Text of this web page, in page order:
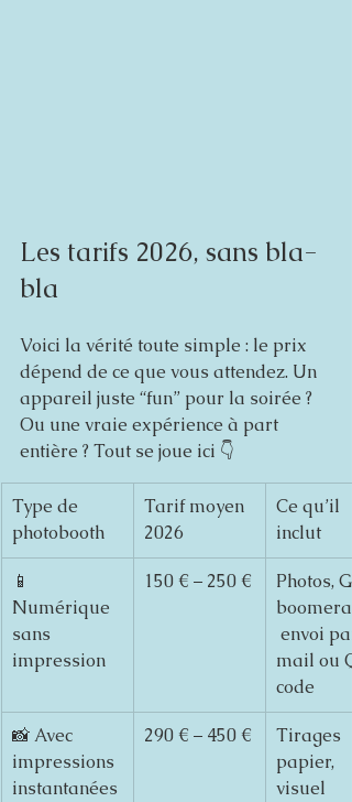
Les tarifs 2026, sans bla-
bla
Voici la vérité toute simple : le prix
dépend de ce que vous attendez. Un
appareil juste “fun” pour la soirée ?
Ou une vraie expérience à part
entière ? Tout se joue ici 👇
Type de
photobooth
Tarif moyen
2026
Ce qu’il
inclut
📱
Numérique
sans
impression
150 € – 250 €
Photos,
envoi par
mail ou
code
📸 Avec
impressions
instantanées
290 € – 450 €
Tirages
papier,
visuel